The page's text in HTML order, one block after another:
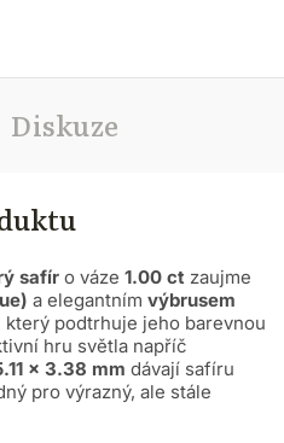
Diskuze
safír o váze 1.00 ct zaujme
a elegantním výbrusem
který podtrhuje jeho barevnou
hru světla napříč
× 3.38 mm dávají safíru
pro výrazný, ale stále